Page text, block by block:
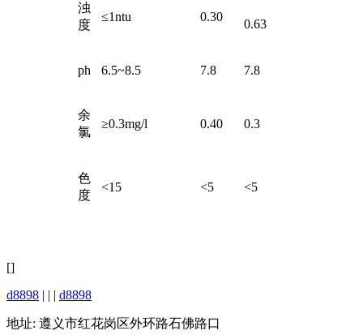
浊
度
≤1ntu 0.30
0.63
ph 6.5~8.5 7.8 7.8
余
氯
≥0.3mg/l 0.40 0.3
色
度
<15 <5 <5
[]
d8898 | | | d8898
地址: 遵义市红花岗区外环路石佛路口